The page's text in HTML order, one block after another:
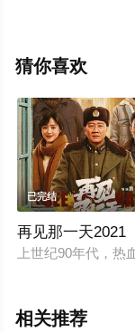
精彩演绎的中国
花影院，更多相关
猜你喜欢
已完结
再见那一天2021
上世纪90年代，
相关推荐